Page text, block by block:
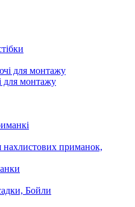
для монтажу
нахлистових приманок,
Бойли